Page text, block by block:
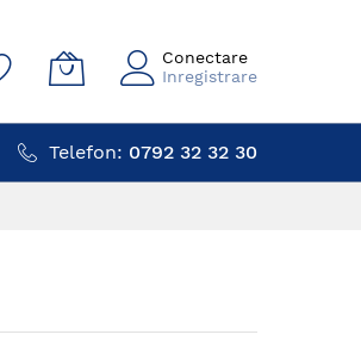
Conectare
Inregistrare
Telefon: 0792 32 32 30